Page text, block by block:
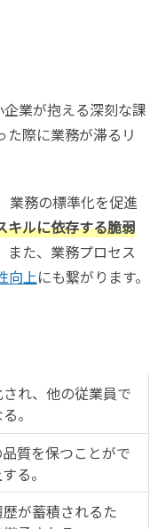
業が抱える深刻な課
際に業務が滞るリ
業務の標準化を促進
キルに依存する脆弱
また、業務プロセス
向上にも繋がります。
れ、他の従業員で
。
質を保つことがで
る。
が蓄積されるた